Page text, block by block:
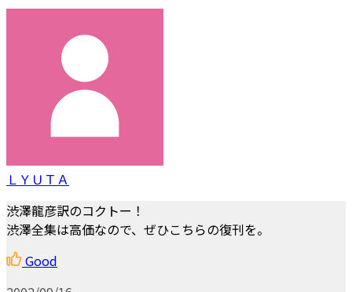
ＬＹＵＴＡ
渋澤龍彦訳のコクトー！
渋澤全集は高価なので、ぜひこちらの復刊を。
Good